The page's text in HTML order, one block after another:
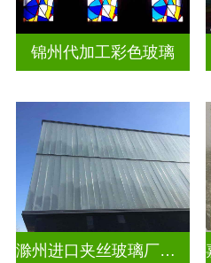
锦州代加工彩色玻璃
滁州进口夹丝玻璃厂电话